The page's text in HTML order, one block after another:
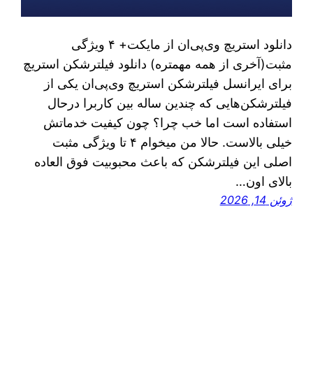
دانلود استریچ وی‌پی‌ان از مایکت+ ۴ ویژگی
مثبت(آخری از همه مهمتره) دانلود فیلترشکن استریچ
برای ایرانسل فیلترشکن استریچ وی‌پی‌ان یکی از
فیلترشکن‌هایی که چندین ساله بین کاربرا درحال
استفاده است اما خب چرا؟ چون کیفیت خدماتش
خیلی بالاست. حالا من میخوام ۴ تا ویژگی مثبت
اصلی این فیلترشکن که باعث محبوبیت فوق العاده
بالای اون…
ژوئن 14, 2026